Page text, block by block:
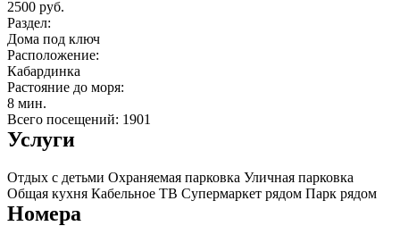
2500 руб.
Раздел:
Дома под ключ
Расположение:
Кабардинка
Растояние до моря:
8 мин.
Всего посещений: 1901
Услуги
Отдых с детьми Охраняемая парковка Уличная парковка
Общая кухня Кабельное ТВ Супермаркет рядом Парк рядом
Номера